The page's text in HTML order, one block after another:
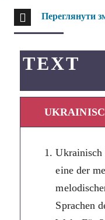
Переглянути
TEXT
Ukrainisch
eine der
Sprachen